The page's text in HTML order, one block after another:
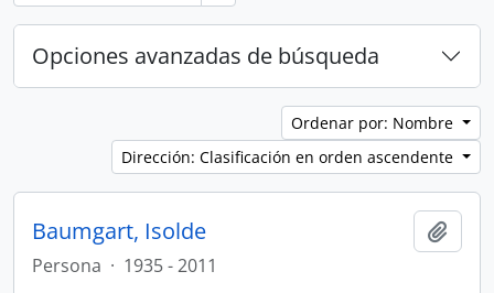
Opciones avanzadas de búsqueda
Ordenar por: Nombre
Dirección: Clasificación en orden ascendente
Baumgart, Isolde
Persona · 1935 - 2011